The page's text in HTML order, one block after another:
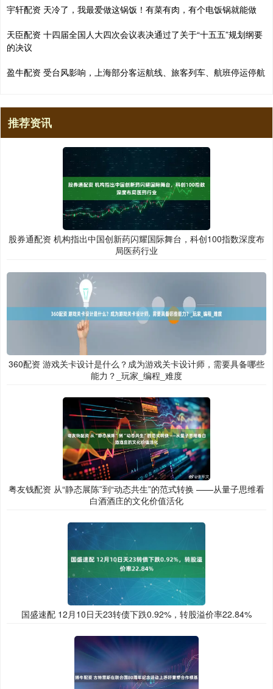
宇轩配资 天冷了，我最爱做这锅饭！有菜有肉，有个电饭锅就能做
天臣配资 十四届全国人大四次会议表决通过了关于“十五五”规划纲要
的决议
盈牛配资 受台风影响，上海部分客运航线、旅客列车、航班停运停航
推荐资讯
股券通配资 机构指出中国创新药闪耀国际舞台，科创100指数深度布
局医药行业
360配资 游戏关卡设计是什么？成为游戏关卡设计师，需要具备哪些
能力？_玩家_编程_难度
粤友钱配资 从“静态展陈”到“动态共生”的范式转换 ——从量子思维看
白酒酒庄的文化价值活化
国盛速配 12月10日天23转债下跌0.92%，转股溢价率22.84%